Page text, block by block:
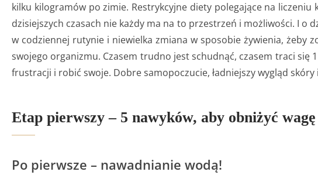
kilku kilogramów po zimie. Restrykcyjne diety polegające na
dzisiejszych czasach nie każdy ma na to przestrzeń i możliwości. I o
w codziennej rutynie i niewielka zmiana w sposobie żywienia, żeby
swojego organizmu. Czasem trudno jest schudnąć, czasem traci się
frustracji i robić swoje. Dobre samopoczucie, ładniejszy wygląd
Etap pierwszy – 5 nawyków, aby obniżyć
Po pierwsze – nawadnianie wodą!